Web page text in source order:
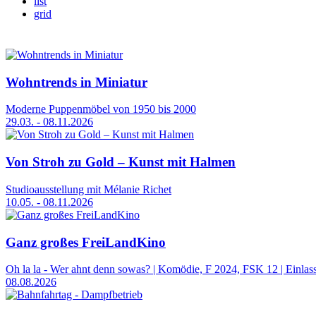
grid
Wohntrends in Miniatur
Moderne Puppenmöbel von 1950 bis 2000
29.03. - 08.11.2026
Von Stroh zu Gold – Kunst mit Halmen
Studioausstellung mit Mélanie Richet
10.05. - 08.11.2026
Ganz großes FreiLandKino
Oh la la - Wer ahnt denn sowas? | Komödie, F 2024, FSK 12 |
08.08.2026